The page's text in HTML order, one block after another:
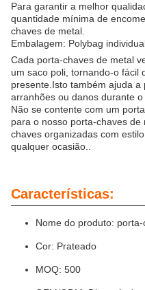
Para garantir a melhor
quantidade mínima de
chaves de metal.
Embalagem: Polybag
Cada porta-chaves de metal
um saco poli, tornando-o fácil
presente.Isto também ajuda
arranhões ou danos durante
Não se contente com um
para o nosso porta-chaves
chaves organizadas com
qualquer ocasião..
Características:
Nome do produto:
Cor: Prateado
MOQ: 500